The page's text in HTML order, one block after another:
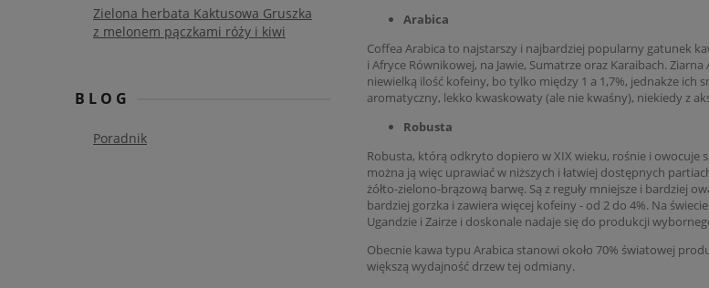
Zielona herbata Kaktusowa Gruszka
z melonem pączkami róży i kiwi
BLOG
Poradnik
Arabica
Coffea Arabica to najstarszy i najbardziej popularny gatunek
i Afryce Równikowej, na Jawie, Sumatrze oraz Karaibach.
niewielką ilość kofeiny, bo tylko między 1 a 1,7%, jednakże ich
aromatyczny, lekko kwaskowaty (ale nie kwaśny), niekiedy z
Robusta
Robusta, którą odkryto dopiero w XIX wieku, rośnie i owocuje
można ją więc uprawiać w niższych i łatwiej dostępnych
żółto-zielono-brązową barwę. Są z reguły mniejsze i bardziej
bardziej gorzka i zawiera więcej kofeiny - od 2 do 4%. Na
Ugandzie i Zairze i doskonale nadaje się do produkcji
Obecnie kawa typu Arabica stanowi około 70% światowej
większą wydajność drzew tej odmiany.